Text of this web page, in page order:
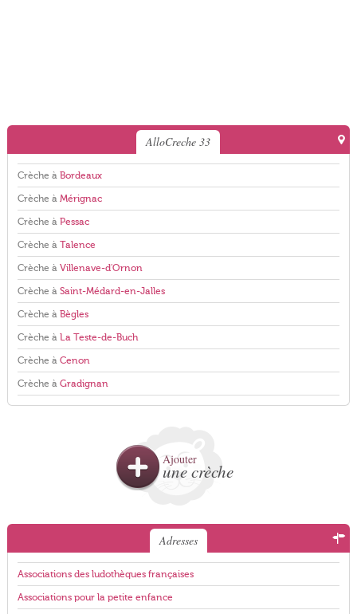
AlloCreche 33
Crèche à Bordeaux
Crèche à Mérignac
Crèche à Pessac
Crèche à Talence
Crèche à Villenave-d'Ornon
Crèche à Saint-Médard-en-Jalles
Crèche à Bègles
Crèche à La Teste-de-Buch
Crèche à Cenon
Crèche à Gradignan
Ajouter
une crèche
Adresses
Associations des ludothèques françaises
Associations pour la petite enfance